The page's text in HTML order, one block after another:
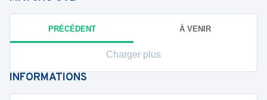
PRÉCÉDENT À VENIR
Charger plus
INFORMATIONS